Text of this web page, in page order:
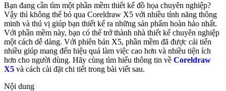
Bạn đang cần tìm một phần mềm thiết kế đồ họa chuyên nghiệp?
Vậy thì không thể bỏ qua Coreldraw X5 với nhiều tính năng thông
minh và thú vị giúp bạn thiết kế ra những sản phẩm hoàn hảo nhất.
Với phần mềm này, bạn có thể trở thành nhà thiết kế chuyên nghiệp
một cách dễ dàng. Với phiên bản X5, phần mềm đã được cải tiến
nhiều giúp mang đến hiệu quả làm việc cao hơn và nhiều tiện ích
hơn cho người dùng. Hãy cùng tìm hiểu thông tin về Coreldraw
X5 và cách cài đặt chi tiết trong bài viết sau.
Nội dung